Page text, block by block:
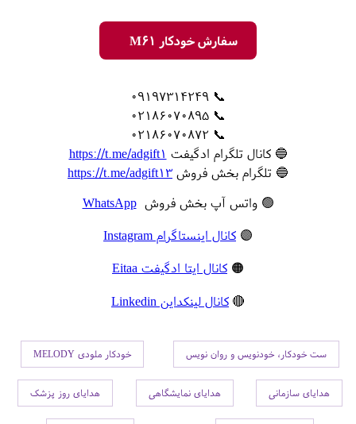
سفارش خودکار M61
📞 09197314249
📞 02186070895
📞 02186070872
🔵 کانال تلگرام ادگیفت https://t.me/adgift1
🔵 تلگرام بخش فروش https://t.me/adgift13
🟢 واتس آپ بخش فروشWhatsApp
🟣 کانال اینستاگرام Instagram
🟠 کانال ایتا ادگیفت Eitaa
🔴 کانال لینکداین Linkedin
ست خودکار، خودنویس و روان نویس خودکار ملودی MELODY
هدایای سازمانی هدایای نمایشگاهی هدایای روز پزشک